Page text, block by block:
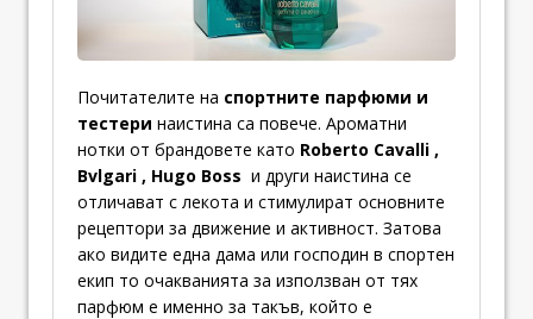
Почитателите на спортните парфюми и
тестери наистина са повече. Ароматни
нотки от брандовете като Roberto Cavalli ,
Bvlgari , Hugo Boss и други наистина се
отличават с лекота и стимулират основните
рецептори за движение и активност. Затова
ако видите една дама или господин в спортен
екип то очакванията за използван от тях
парфюм е именно за такъв, който е